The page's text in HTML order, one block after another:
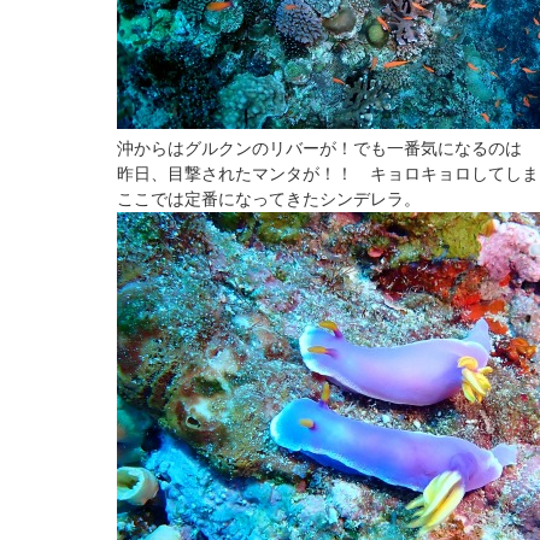
沖からはグルクンのリバーが！でも一番気になるのは
昨日、目撃されたマンタが！！ キョロキョロしてし
ここでは定番になってきたシンデレラ。